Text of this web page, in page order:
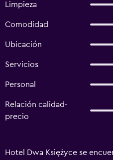
Limpieza
Comodidad
Ubicación
Servicios
Personal
Relación calidad-
precio
Hotel Dwa Księżyce se